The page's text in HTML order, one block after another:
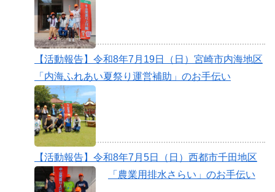
【活動報告】令和8年7月19日（日）宮崎市内海地区
「内海ふれあい夏祭り運営補助」のお手伝い
【活動報告】令和8年7月5日（日）西都市千田地区
「農業用排水さらい」のお手伝い